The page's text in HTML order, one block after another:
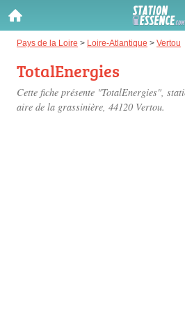
Pays de la Loire > Loire-Atlantique > Vertou
TotalEnergies
Cette fiche présente "TotalEnergies",
aire de la grassinière, 44120 Vertou.
Gazole :
Disponible
SP 98 :